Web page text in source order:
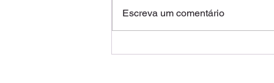
Gestão do tempo
Escreva um comentário